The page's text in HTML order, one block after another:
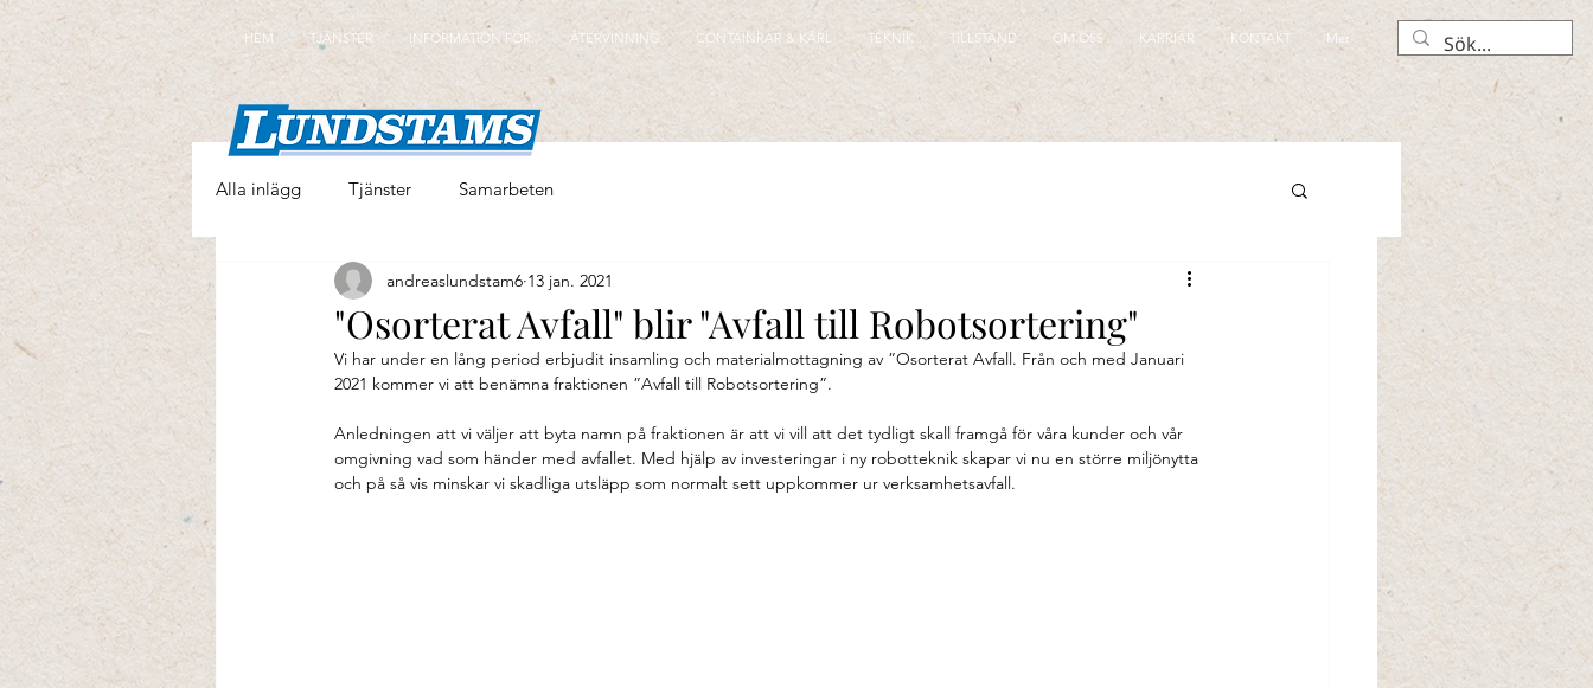
HEM TJÄNSTER INFORMATION FÖR: ÅTERVINNING CONTAINRAR & KÄRL TEKNIK TILLSTÅND OM OSS KARRIÄR KONTAKT Mer
Alla inlägg Tjänster Samarbeten
"Osorterat Avfall" blir "Avfall till Robotsortering"
andreaslundstam6 13 jan. 2021
Vi har under en lång period erbjudit insamling och materialmottagning av ”Osorterat Avfall. Från och med Januari
2021 kommer vi att benämna fraktionen ”Avfall till Robotsortering”.
Anledningen att vi väljer att byta namn på fraktionen är att vi vill att det tydligt skall framgå för våra kunder och vår
omgivning vad som händer med avfallet. Med hjälp av investeringar i ny robotteknik skapar vi nu en större miljönytta
och på så vis minskar vi skadliga utsläpp som normalt sett uppkommer ur verksamhetsavfall.